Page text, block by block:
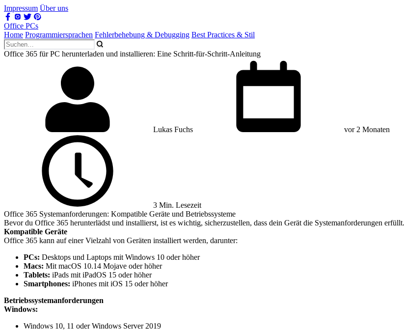
Impressum Über uns
Office PCs
Home Programmiersprachen Fehlerbehebung & Debugging Best Practices & Stil
Office 365 für PC herunterladen und installieren: Eine Schritt-für-Schritt-Anleitung
Lukas Fuchs vor 2 Monaten
3 Min. Lesezeit
Office 365 Systemanforderungen: Kompatible Geräte und Betriebssysteme
Bevor du Office 365 herunterlädst und installierst, ist es wichtig, sicherzustellen, dass dein Gerät die Systemanforderungen
Kompatible Geräte
Office 365 kann auf einer Vielzahl von Geräten installiert werden, darunter:
PCs: Desktops und Laptops mit Windows 10 oder höher
Macs: Mit macOS 10.14 Mojave oder höher
Tablets: iPads mit iPadOS 15 oder höher
Smartphones: iPhones mit iOS 15 oder höher
Betriebssystemanforderungen
Windows:
Windows 10, 11 oder Windows Server 2019